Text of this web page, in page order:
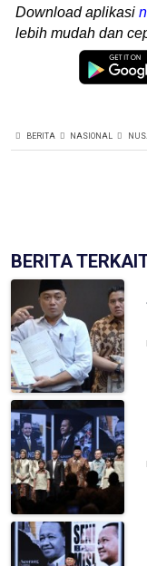
Download aplikasi
lebih mudah dan
BERITA NASIONAL
BERITA